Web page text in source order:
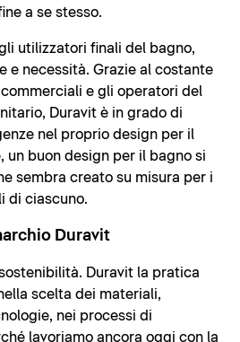
a se stesso.
utilizzatori finali del bagno,
e necessità. Grazie al costante
e gli operatori del
Duravit è in grado di
nel proprio design per il
un buon design per il bagno si
sembra creato su misura per i
di ciascuno.
Duravit
Duravit la pratica
scelta dei materiali,
nei processi di
lavoriamo ancora oggi con la